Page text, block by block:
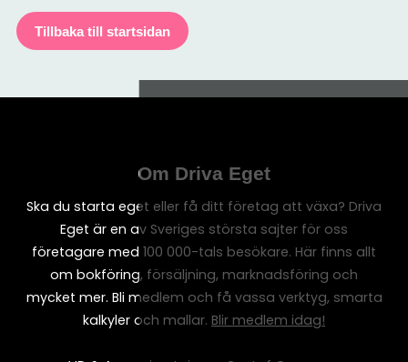
Tillbaka till startsidan
Om Driva Eget
Ska du starta eget eller få ditt företag att växa? Driva
Eget är en av Sveriges största sajter för oss
företagare med 100 000-tals besökare. Här finns allt
om bokföring, försäljning, marknadsföring och
mycket mer. Bli medlem och få vassa verktyg, smarta
kalkyler och mallar. Blir medlem idag!